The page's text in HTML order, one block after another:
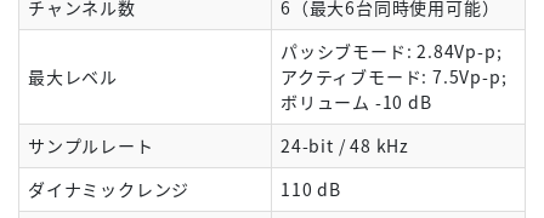
チャンネル数
6（最大6台同時使用可能）
最大レベル
パッシブモード: 2.84Vp-p;
アクティブモード: 7.5Vp-p;
ボリューム -10 dB
サンプルレート
24-bit / 48 kHz
ダイナミックレンジ
110 dB